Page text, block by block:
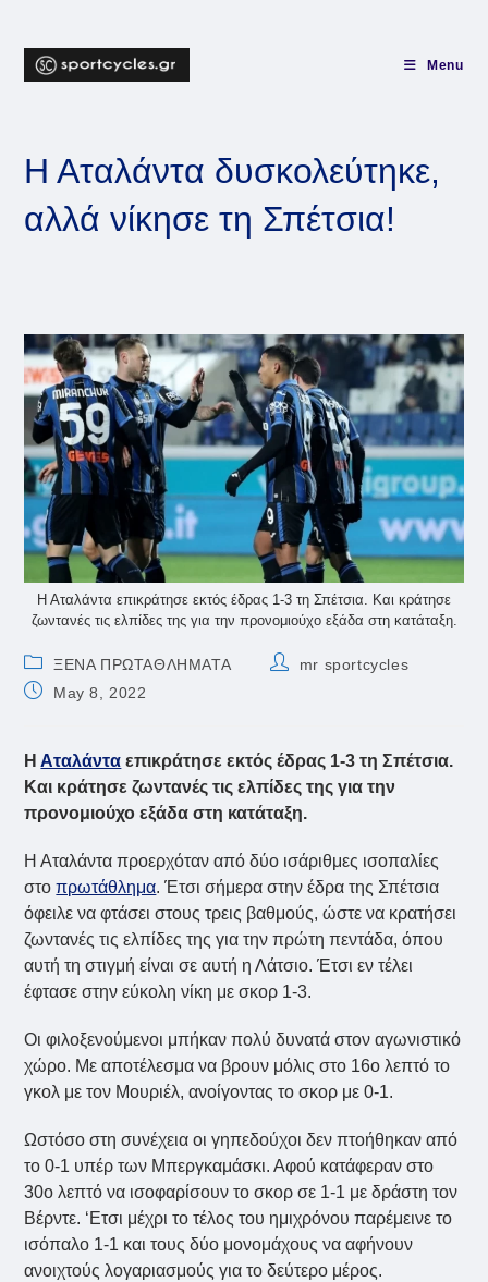
content
Menu
Η Αταλάντα δυσκολεύτηκε,
αλλά νίκησε τη Σπέτσια!
Η Αταλάντα επικράτησε εκτός έδρας 1-3 τη Σπέτσια. Και κράτησε
ζωντανές τις ελπίδες της για την προνομιούχο εξάδα στη κατάταξη.
Post
category:
ΞΕΝΑ ΠΡΩΤΑΘΛΗΜΑΤΑ
Postmr sportcycles
PostMay 8, 2022
ΗΑταλάντα επικράτησε εκτός έδρας 1-3 τη Σπέτσια.
Και κράτησε ζωντανές τις ελπίδες της για την
προνομιούχο εξάδα στη κατάταξη.
Η Αταλάντα προερχόταν από δύο ισάριθμες ισοπαλίες
στοπρωτάθλημα. Έτσι σήμερα στην έδρα της Σπέτσια
όφειλε να φτάσει στους τρεις βαθμούς, ώστε να κρατήσει
ζωντανές τις ελπίδες της για την πρώτη πεντάδα, όπου
αυτή τη στιγμή είναι σε αυτή η Λάτσιο. Έτσι εν τέλει
έφτασε στην εύκολη νίκη με σκορ 1-3.
Οι φιλοξενούμενοι μπήκαν πολύ δυνατά στον αγωνιστικό
χώρο. Με αποτέλεσμα να βρουν μόλις στο 16ο λεπτό το
γκολ με τον Μουριέλ, ανοίγοντας το σκορ με 0-1.
Ωστόσο στη συνέχεια οι γηπεδούχοι δεν πτοήθηκαν από
το 0-1 υπέρ των Μπεργκαμάσκι. Αφού κατάφεραν στο
30ο λεπτό να ισοφαρίσουν το σκορ σε 1-1 με δράστη τον
Βέρντε. ‘Ετσι μέχρι το τέλος του ημιχρόνου παρέμεινε το
ισόπαλο 1-1 και τους δύο μονομάχους να αφήνουν
ανοιχτούς λογαριασμούς για το δεύτερο μέρος.